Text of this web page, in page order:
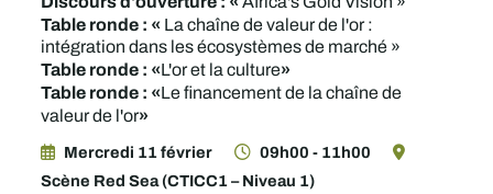
Table ronde : «La chaîne de valeur de l'or :
intégration dans les écosystèmes de marché »
Table ronde : «L'or et la culture»
Table ronde : «Le financement de la chaîne de
valeur de l'or»
Mercredi 11 février
09h00 - 11h00
Scène Red Sea (CTICC1 – Niveau 1)